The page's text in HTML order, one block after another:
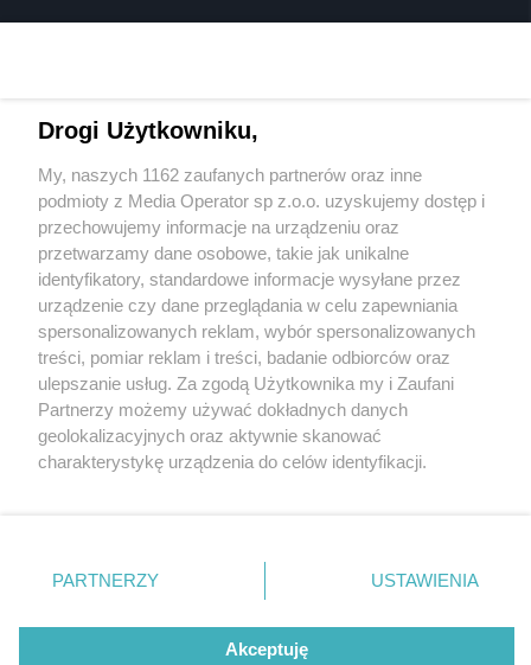
4 / 0
Wydawca mediów lokalnych
Nie zapomnij
zapoznać się z:
polityką prywatności
Twojemiasto
Piekary Śląskie
Chorzów
Tarnowskie Góry
Gliwice
Skontakuj sięz nami
Kontakt
Redakcja
Newsletter
Drogi Użytkowniku,
My, naszych 1162 zaufanych partnerów oraz inne
podmioty z Media Operator sp z.o.o. uzyskujemy dostęp i
przechowujemy informacje na urządzeniu oraz
przetwarzamy dane osobowe, takie jak unikalne
identyfikatory, standardowe informacje wysyłane przez
urządzenie czy dane przeglądania w celu zapewniania
spersonalizowanych reklam, wybór spersonalizowanych
treści, pomiar reklam i treści, badanie odbiorców oraz
ulepszanie usług. Za zgodą Użytkownika my i Zaufani
Partnerzy możemy używać dokładnych danych
geolokalizacyjnych oraz aktywnie skanować
charakterystykę urządzenia do celów identyfikacji.
zmienić/wycofać klikając przycisk ustawień prywatności
znajdujący się w lewym dolnym rogu strony
rodzaje przetwarzania danych nie wymagają zgody
użytkownika, ale masz prawo sprzeciwić się takiemu
PARTNERZY USTAWIENIA
Akceptuję